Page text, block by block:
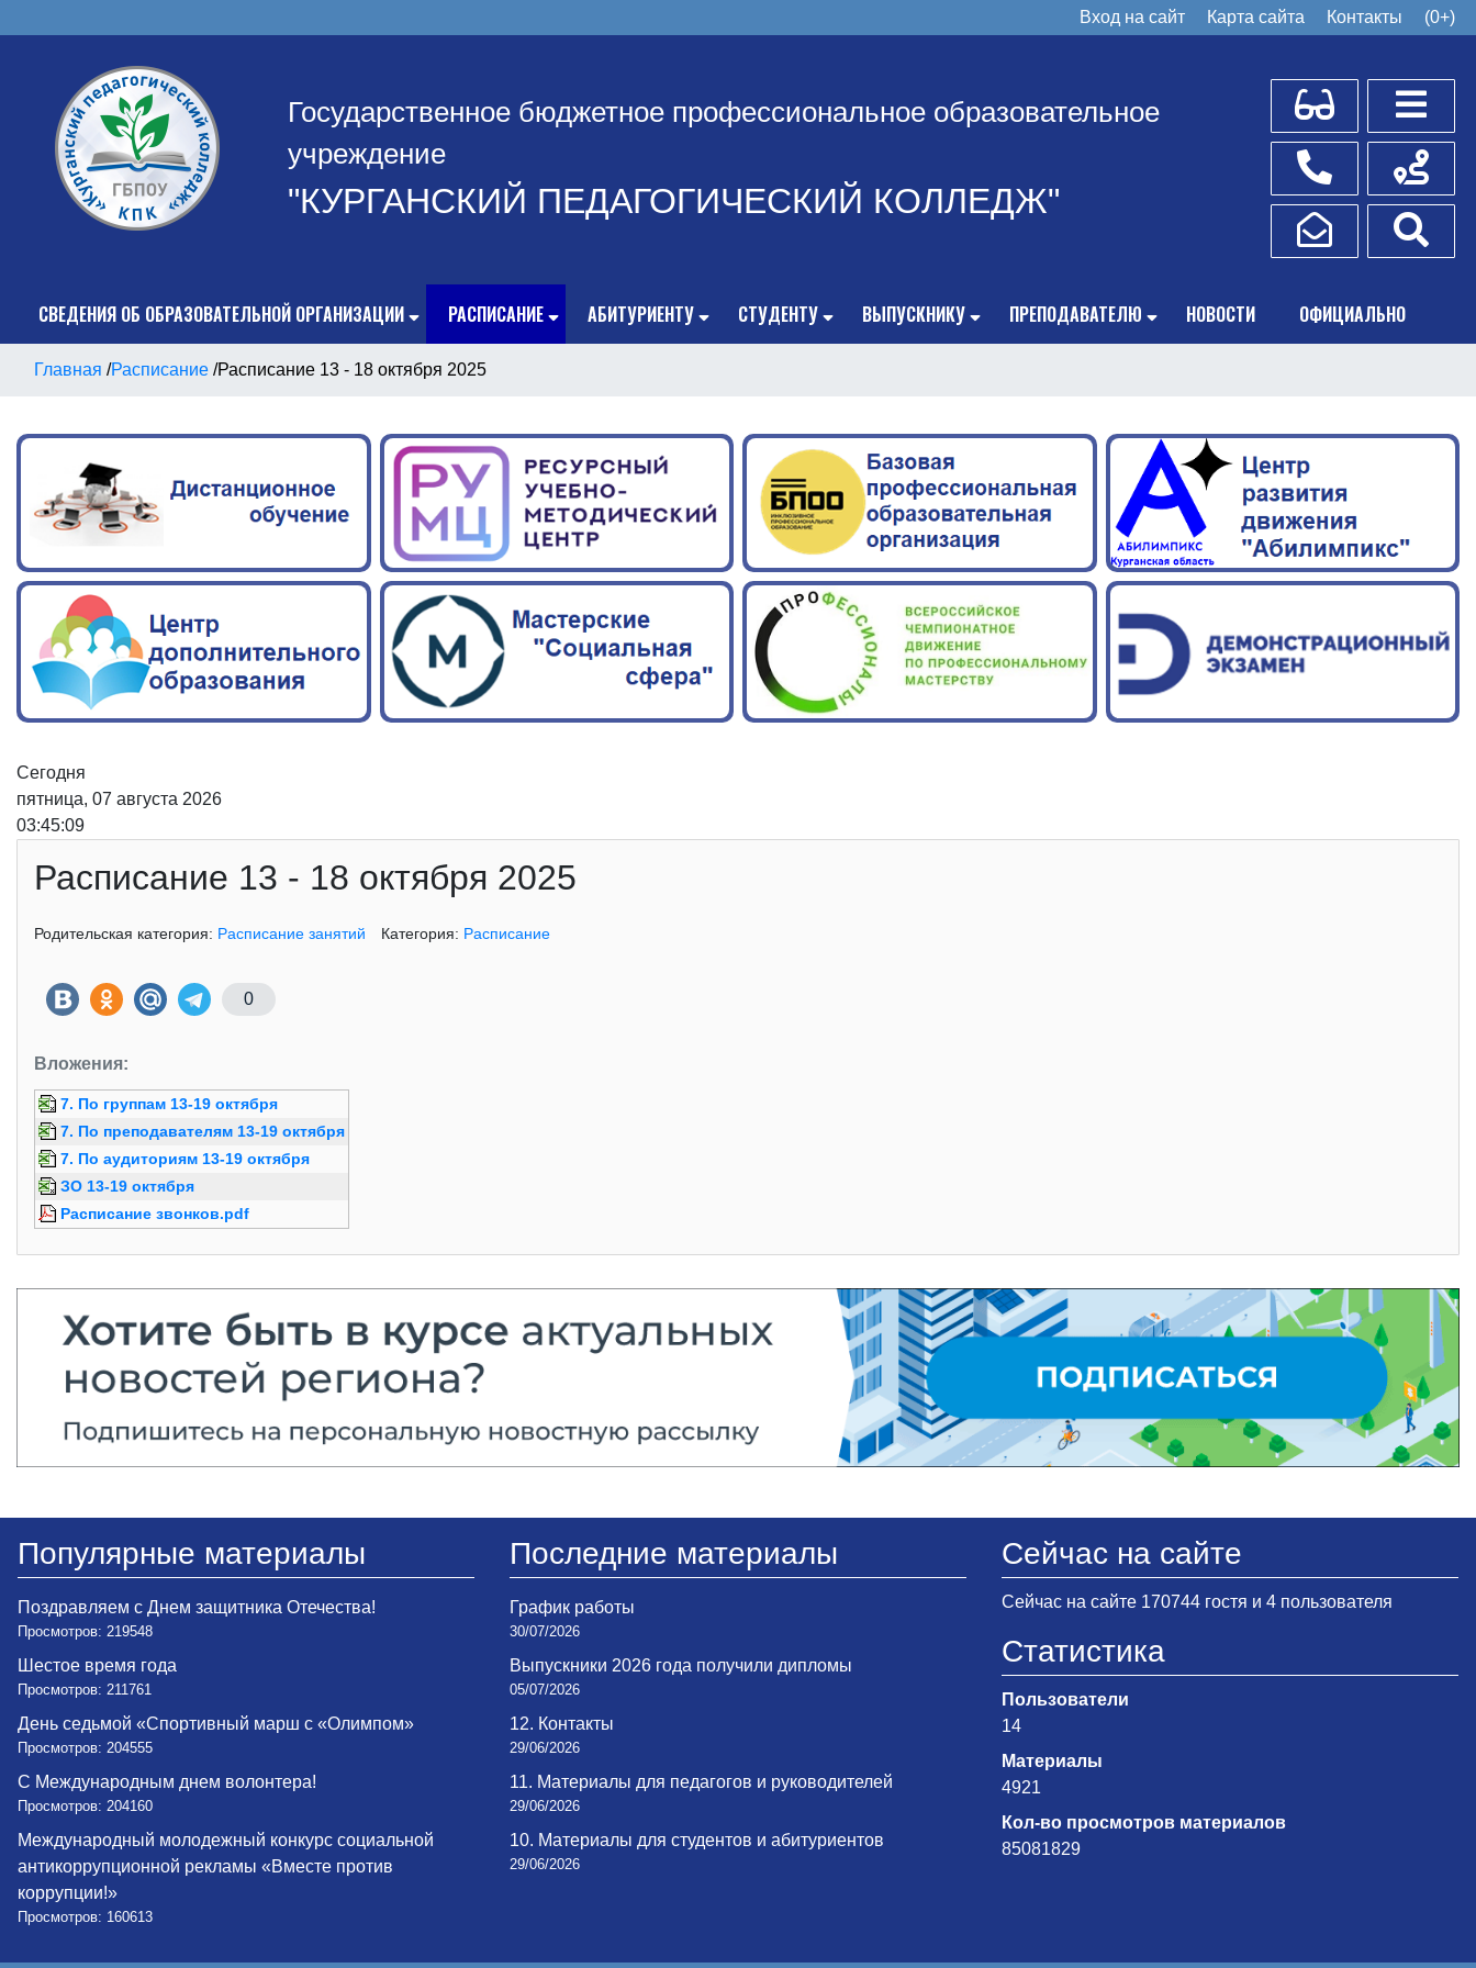
Вход на сайт Карта сайта Контакты (0+)
Государственное бюджетное профессиональное образовательное
учреждение
"КУРГАНСКИЙ ПЕДАГОГИЧЕСКИЙ КОЛЛЕДЖ"
Для слабовидящих
Телефоны
Написать обращение
Схема
СВЕДЕНИЯ ОБ ОБРАЗОВАТЕЛЬНОЙ ОРГАНИЗАЦИИ РАСПИСАНИЕ АБИТУРИЕНТУ СТУДЕНТУ ВЫПУСКНИКУ ПРЕПОДАВАТЕЛЮ НОВОСТИ ОФИЦИАЛЬНО
Главная /Расписание /Расписание 13 - 18 октября 2025
Сегодня
пятница, 07 августа 2026
03:45:10
Расписание 13 - 18 октября 2025
Родительская категория: Расписание занятий Категория: Расписание
0
Вложения:
7. По группам 13-19 октября
7. По преподавателям 13-19 октября
7. По аудиториям 13-19 октября
ЗО 13-19 октября
Расписание звонков.pdf
Популярные материалы
Поздравляем с Днем защитника Отечества!
Просмотров: 219548
Шестое время года
Просмотров: 211761
День седьмой «Спортивный марш с «Олимпом»
Просмотров: 204555
С Международным днем волонтера!
Просмотров: 204160
Международный молодежный конкурс социальной
антикоррупционной рекламы «Вместе против
коррупции!»
Просмотров: 160613
Последние материалы
График работы
30/07/2026
Выпускники 2026 года получили дипломы
05/07/2026
12. Контакты
29/06/2026
11. Материалы для педагогов и руководителей
29/06/2026
10. Материалы для студентов и абитуриентов
29/06/2026
Сейчас на сайте
Сейчас на сайте 170744 гостя и 4 пользователя
Статистика
Пользователи
14
Материалы
4921
Кол-во просмотров материалов
85081829